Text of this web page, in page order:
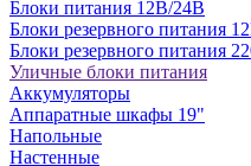
Блоки питания 12В/24В
Блоки резервного питания
Блоки резервного питания
Уличные блоки питания
Аккумуляторы
Аппаратные шкафы 19"
Напольные
Настенные